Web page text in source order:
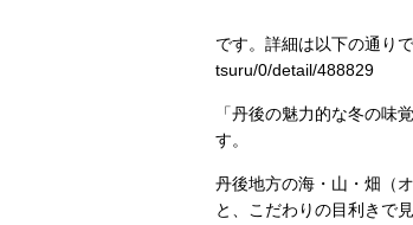
です。詳細は以下の通り
tsuru/0/detail/488829
「丹後の魅力的な冬の味
す。
丹後地方の海・山・畑（
と、こだわりの目利きで